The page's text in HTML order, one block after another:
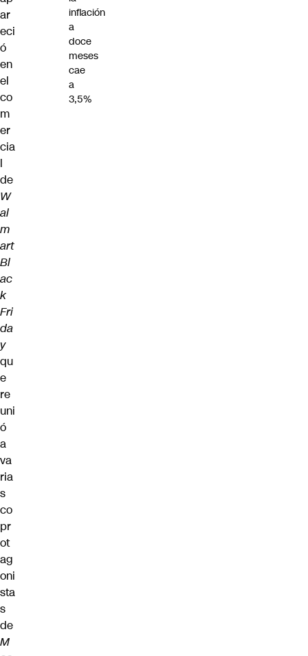
ar
eci
ó
en
el
co
m
er
cia
l
de
W
al
m
art
Bl
ac
k
Fri
da
y
qu
e
re
uni
ó
a
va
ria
s
co
pr
ot
ag
oni
sta
s
de
M
inflación
a
doce
meses
cae
a
3,5%